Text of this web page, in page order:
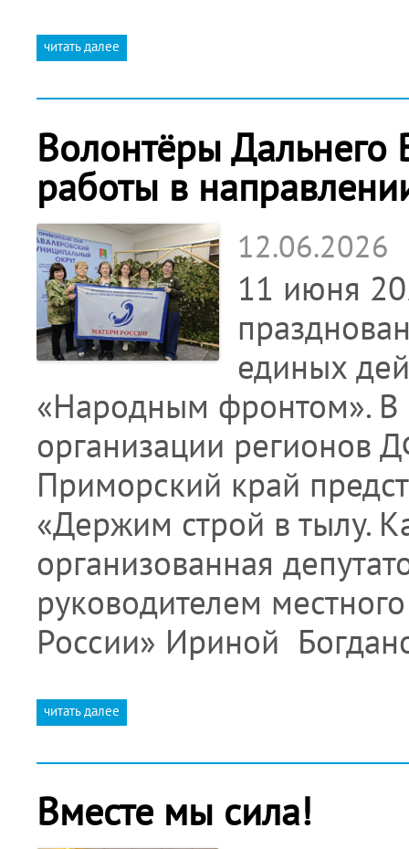
читать далее
Волонтёры Дальнего
работы в
12.06.2026
11 июня
единых
«Народным фронтом». В
организации регионов
Приморский край
«Держим строй в тылу.
организованная
руководителем
России» Ириной
читать далее
Вместе мы сила!